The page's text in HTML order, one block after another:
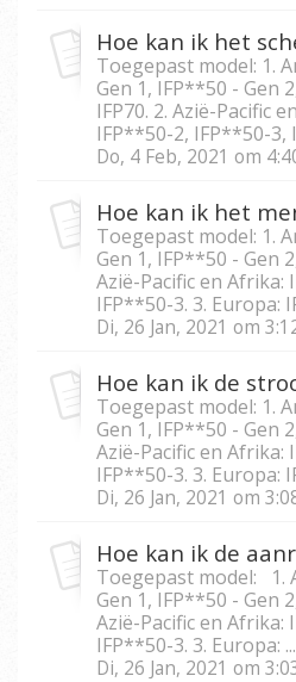
Toegepast model: 1.
Gen 1, IFP**50 - Gen
IFP70. 2. Azië-Pacific
IFP**50-2, IFP**50-3,
Do, 4 Feb, 2021 om
Toegepast model: 1.
Gen 1, IFP**50 - Gen
Azië-Pacific en Afrika:
IFP**50-3. 3. Europa:
Di, 26 Jan, 2021 om
Toegepast model: 1.
Gen 1, IFP**50 - Gen
Azië-Pacific en Afrika:
IFP**50-3. 3. Europa:
Di, 26 Jan, 2021 om
Toegepast model: 1.
Gen 1, IFP**50 - Gen
Azië-Pacific en Afrika:
IFP**50-3. 3. Europa: ...
Di, 26 Jan, 2021 om